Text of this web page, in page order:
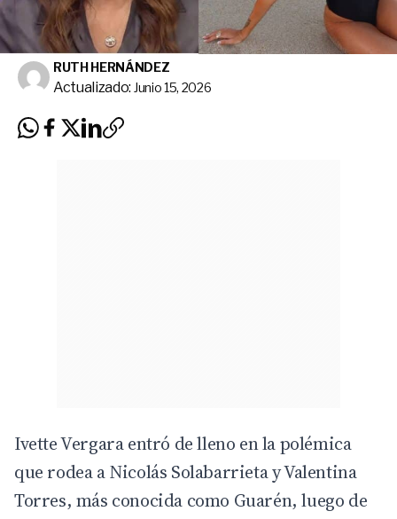
RUTH HERNÁNDEZ
Actualizado: Junio 15, 2026
Ivette Vergara entró de lleno en la polémica
que rodea a Nicolás Solabarrieta y Valentina
Torres, más conocida como Guarén, luego de